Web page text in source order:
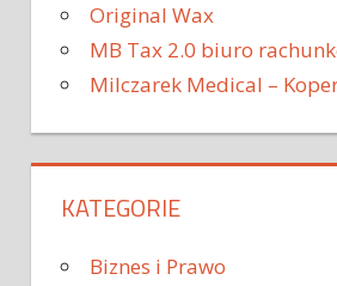
Original Wax
MB Tax 2.0 biuro
Milczarek Medical –
KATEGORIE
Biznes i Prawo